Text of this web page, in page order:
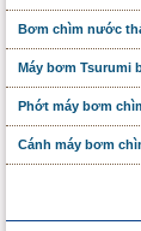
Bơm chìm nước
Máy bơm Tsurumi
Phớt máy bơm
Cánh máy bơm